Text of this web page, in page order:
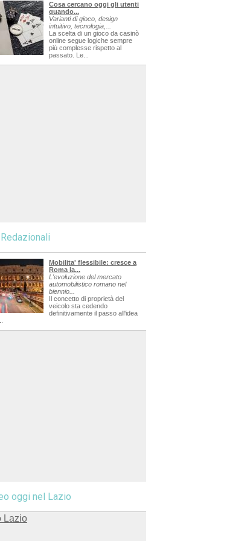
Cosa cercano oggi gli utenti
quando...
Varianti di gioco, design
intuitivo, tecnologia,...
La scelta di un gioco da casinò
online segue logiche sempre
più complesse rispetto al
passato. Le...
Mobilita' flessibile: cresce a
Roma la...
L'evoluzione del mercato
automobilistico romano nel
biennio...
Il concetto di proprietà del
veicolo sta cedendo
definitivamente il passo all'idea
oggi nel Lazio